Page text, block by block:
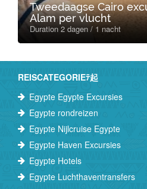
Tweedaagse Cairo
Alam per vlucht
Duration 2 dagen / 1 nacht
REISCATEGORIEﾃ起
Egypte Egypte Excursies
Egypte rondreizen
Egypte Nijlcruise Egypte
Egypte Haven Excursies
Egypte Hotels
Egypte Luchthaventransfers